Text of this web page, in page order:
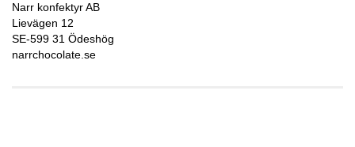
Narr konfektyr AB
Lievägen 12
SE-599 31 Ödeshög
narrchocolate.se